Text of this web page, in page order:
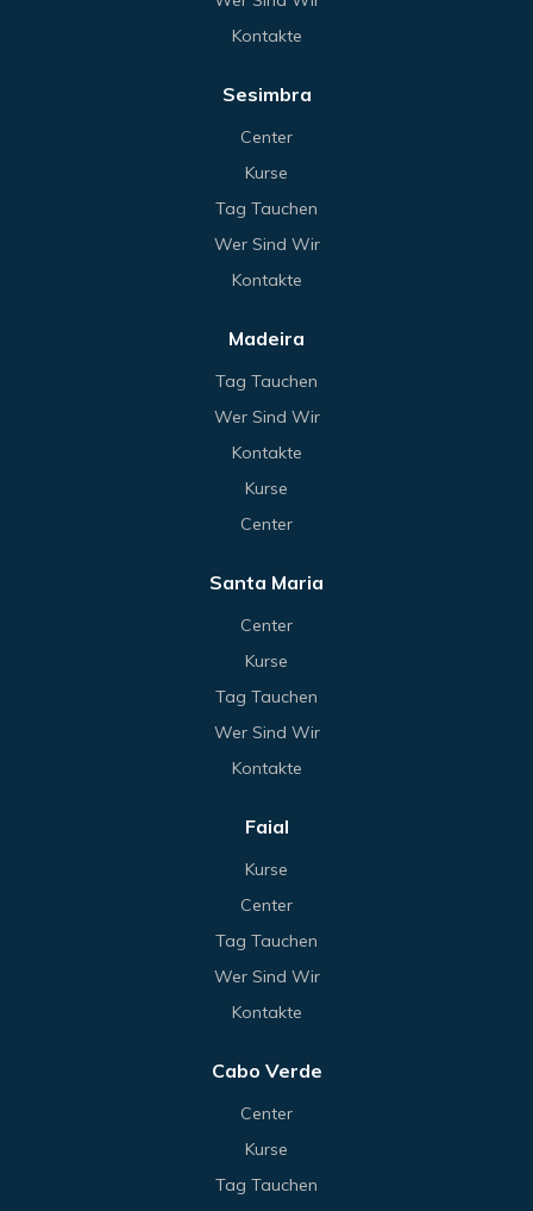
Kontakte
Sesimbra
Center
Kurse
Tag Tauchen
Wer Sind Wir
Kontakte
Madeira
Tag Tauchen
Wer Sind Wir
Kontakte
Kurse
Center
Santa Maria
Center
Kurse
Tag Tauchen
Wer Sind Wir
Kontakte
Faial
Kurse
Center
Tag Tauchen
Wer Sind Wir
Kontakte
Cabo Verde
Center
Kurse
Tag Tauchen